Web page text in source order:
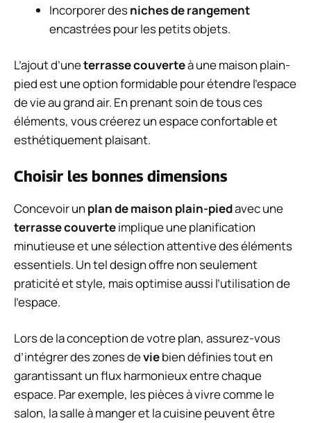
Incorporer desniches de rangement
encastrées pour les petits objets.
L’ajout d’uneterrasse couverteà une maison plain-
pied est une option formidable pour étendre l’espace
de vie au grand air. En prenant soin de tous ces
éléments, vous créerez un espace confortable et
esthétiquement plaisant.
Choisir les bonnes dimensions
Concevoir un plan de maison plain-piedavec une
terrasse couverteimplique une planification
minutieuse et une sélection attentive des éléments
essentiels. Un tel design offre non seulement
praticité et style, mais optimise aussi l’utilisation de
l’espace.
Lors de la conception de votre plan, assurez-vous
d’intégrer des zones deviebien définies tout en
garantissant un flux harmonieux entre chaque
espace. Par exemple, les pièces à vivre comme le
salon, la salle à manger et la cuisine peuvent être